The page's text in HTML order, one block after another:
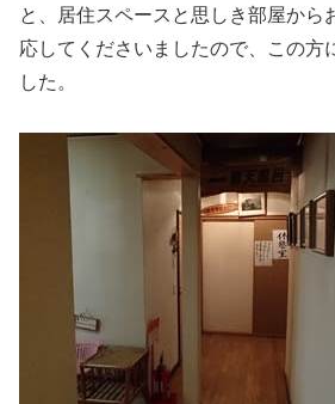
と、居住スペースと思しき部屋から
応してくださいましたので、この方
した。